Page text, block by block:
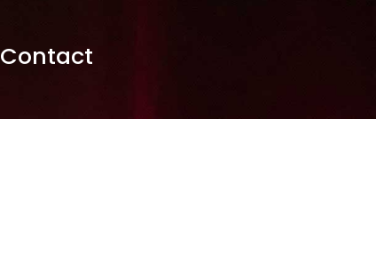
Contact